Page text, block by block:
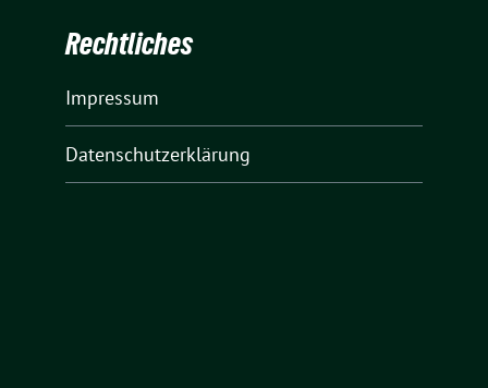
Rechtliches
Impressum
Datenschutzerklärung